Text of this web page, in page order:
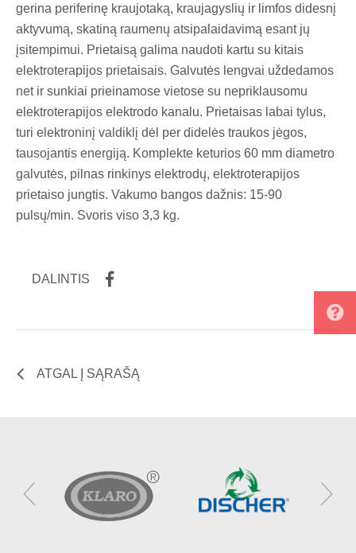
gerina periferinę kraujotaką, kraujagyslių ir limfos didesnį
aktyvumą, skatiną raumenų atsipalaidavimą esant jų
įsitempimui. Prietaisą galima naudoti kartu su kitais
elektroterapijos prietaisais. Galvutės lengvai uždedamos
net ir sunkiai prieinamose vietose su nepriklausomu
elektroterapijos elektrodo kanalu. Prietaisas labai tylus,
turi elektroninį valdiklį dėl per didelės traukos jėgos,
tausojantis energiją. Komplekte keturios 60 mm diametro
galvutės, pilnas rinkinys elektrodų, elektroterapijos
prietaiso jungtis. Vakumo bangos dažnis: 15-90
pulsų/min. Svoris viso 3,3 kg.
DALINTIS
ATGAL Į SĄRAŠĄ